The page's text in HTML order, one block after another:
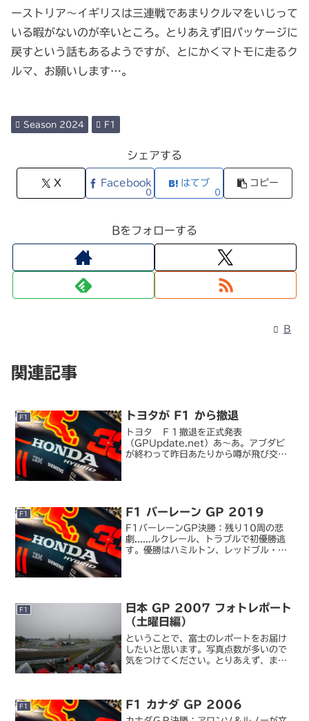
ーストリア～イギリスは三連戦であまりクルマをいじって
いる暇がないのが辛いところ。とりあえず旧パッケージに
戻すという話もあるようですが、とにかくマトモに走るク
ルマ、お願いします…。
Season 2024 F1
シェアする
X Facebook
0
はてブ
0
コピー
Bをフォローする
B
関連記事
F1 トヨタが F1 から撤退
トヨタ Ｆ１撤退を正式発表
（GPUpdate.net）あ～あ。アブダビ
が終わって昨日あたりから噂が飛び交い
F1 F1 バーレーン GP 2019
F1バーレーンGP決勝：残り10周の悲
劇......ルクレール、トラブルで初優勝逃
す。優勝はハミルトン、レッドブル・ホ
F1
日本 GP 2007 フォトレポート
（土曜日編）
ということで、富士のレポートをお届け
したいと思います。写真点数が多いので
気をつけてください。とりあえず、まず
してヘアピンに飛び込...
F1 F1 カナダ GP 2006